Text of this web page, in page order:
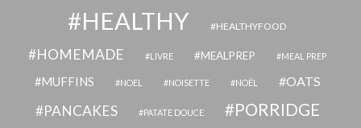
HEALTHY HEALTHYFOOD
HOMEMADE LIVRE MEALPREP MEAL PREP
MUFFINS NOEL NOISETTE NOËL OATS
PANCAKES PATATE DOUCE PORRIDGE